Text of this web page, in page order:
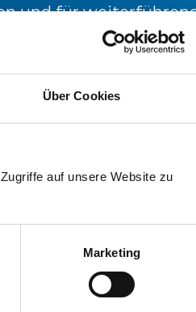
Über Cookies
auf unsere Website zu
Marketing
und für
sich gerne an unsere